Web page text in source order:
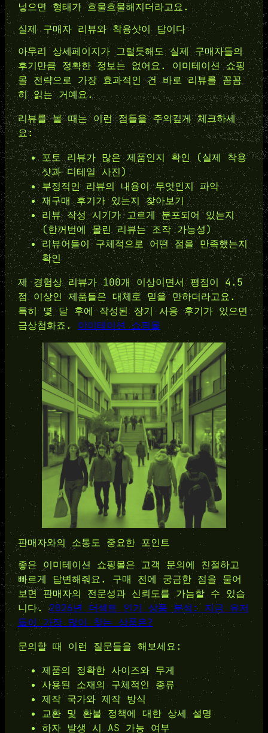
넣으면 형태가 흐물흐물해지더라고요.
실제 구매자 리뷰와 착용샷이 답이다
아무리 상세페이지가 그럴듯해도 실제 구매자들의
후기만큼 정확한 정보는 없어요. 이미테이션 쇼핑
몰 전략으로 가장 효과적인 건 바로 리뷰를 꼼꼼
히 읽는 거예요.
리뷰를 볼 때는 이런 점들을 주의깊게 체크하세
요:
포토 리뷰가 많은 제품인지 확인 (실제 착용
샷과 디테일 사진)
부정적인 리뷰의 내용이 무엇인지 파악
재구매 후기가 있는지 찾아보기
리뷰 작성 시기가 고르게 분포되어 있는지
(한꺼번에 몰린 리뷰는 조작 가능성)
리뷰어들이 구체적으로 어떤 점을 만족했는지
확인
제 경험상 리뷰가 100개 이상이면서 평점이 4.5
점 이상인 제품들은 대체로 믿을 만하더라고요.
특히 몇 달 후에 작성된 장기 사용 후기가 있으면
금상첨화죠. 이미테이션 쇼핑몰
판매자와의 소통도 중요한 포인트
좋은 이미테이션 쇼핑몰은 고객 문의에 친절하고
빠르게 답변해줘요. 구매 전에 궁금한 점을 물어
보면 판매자의 전문성과 신뢰도를 가늠할 수 있습
니다.2026년 더섹트 인기 상품 분석: 지금 유저
들이 가장 많이 찾는 상품은?
문의할 때 이런 질문들을 해보세요:
제품의 정확한 사이즈와 무게
사용된 소재의 구체적인 종류
제작 국가와 제작 방식
교환 및 환불 정책에 대한 상세 설명
하자 발생 시 AS 가능 여부